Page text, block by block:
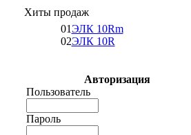
Хиты продаж
01ЭЛК 10Rm
02ЭЛК 10R
Авторизация
Пользователь
Пароль